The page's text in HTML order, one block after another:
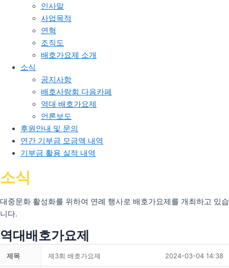
인사말
사업목적
연혁
조직도
배호가요제 소개
소식
공지사항
배호사랑회 다음카페
역대 배호가요제
언론보도
후원안내 및 문의
연간 기부금 모금액 내역
기부금 활용 실적 내역
소식
대중문화 활성화를 위하여 연례 행사로 배호가요제를 개최하고 있습
니다.
역대배호가요제
제목 제3회 배호가요제 2024-03-04 14:38